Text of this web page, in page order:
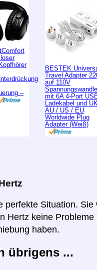
–
BESTEK
Travel Adapter
auf 110V
mit 6A 4-Port
Ladekabel und
AU / US / EU
Worldwide Plug
Adapter (Weiß)
perfekte Situation. Sie
Hertz keine Probleme
haben.
übrigens ...